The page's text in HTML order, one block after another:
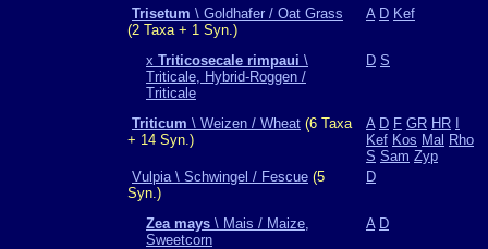
Trisetum \ Goldhafer / Oat Grass
(2 Taxa + 1 Syn.)
A D Kef
x Triticosecale rimpaui \
Triticale, Hybrid-Roggen /
Triticale
D S
Triticum \ Weizen / Wheat (6 Taxa
+ 14 Syn.)
A D F GR HR
Kef Kos Mal Rho
S Sam Zyp
Vulpia \ Schwingel / Fescue (5
Syn.)
D
Zea mays \ Mais / Maize,
Sweetcorn
A D